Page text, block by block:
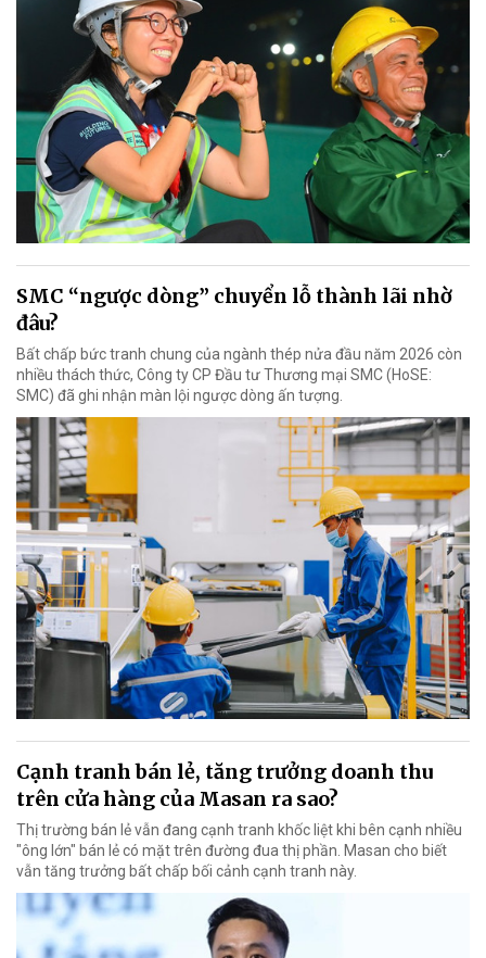
SMC “ngược dòng” chuyển lỗ thành lãi nhờ
đâu?
Bất chấp bức tranh chung của ngành thép nửa đầu năm 2026 còn
nhiều thách thức, Công ty CP Đầu tư Thương mại SMC (HoSE:
SMC) đã ghi nhận màn lội ngược dòng ấn tượng.
Cạnh tranh bán lẻ, tăng trưởng doanh thu
trên cửa hàng của Masan ra sao?
Thị trường bán lẻ vẫn đang cạnh tranh khốc liệt khi bên cạnh nhiều
"ông lớn" bán lẻ có mặt trên đường đua thị phần. Masan cho biết
vẫn tăng trưởng bất chấp bối cảnh cạnh tranh này.